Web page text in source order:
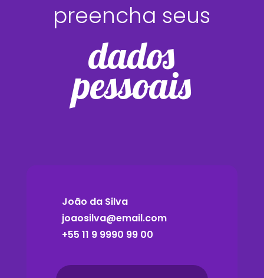
preencha seus
dados
pessoais
João da Silva
joaosilva@email.com
+55 11 9 9990 99 00